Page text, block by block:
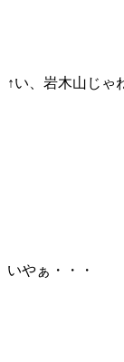
↑い、岩木山じゃ
いやぁ・・・